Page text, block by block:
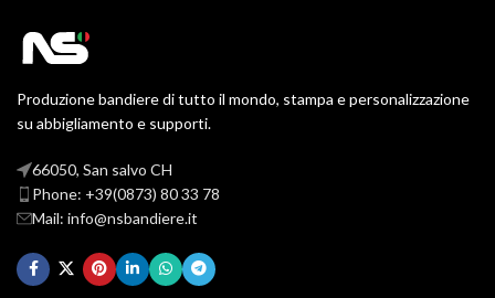
Produzione bandiere di tutto il mondo, stampa e personalizzazione
su abbigliamento e supporti.
66050, San salvo CH
Phone: +39(0873) 80 33 78
Mail: info@nsbandiere.it